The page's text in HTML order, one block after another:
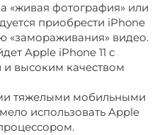
«живая фотография» или
приобрести iPhone
«замораживания» видео.
Apple iPhone 11 с
высоким качеством
тяжелыми мобильными
использовать Apple